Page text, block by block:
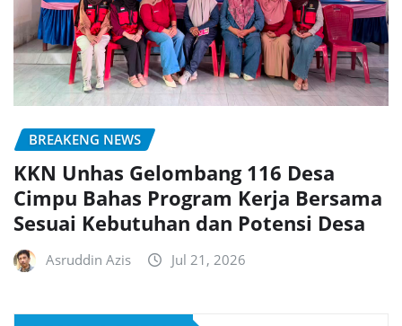
BREAKENG NEWS
KKN Unhas Gelombang 116 Desa
Cimpu Bahas Program Kerja Bersama
Sesuai Kebutuhan dan Potensi Desa
Asruddin Azis Jul 21, 2026